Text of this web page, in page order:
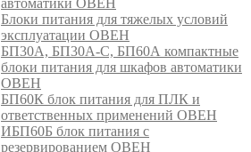
автоматики ОВЕН
Блоки питания для тяжелых условий
эксплуатации ОВЕН
БП30А, БП30А-С, БП60А компактные
блоки питания для шкафов автоматики
ОВЕН
БП60К блок питания для ПЛК и
ответственных применений ОВЕН
ИБП60Б блок питания с
резервированием ОВЕН